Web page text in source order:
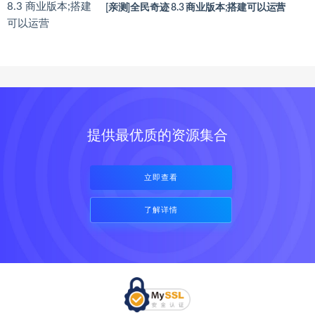
[亲测]全民奇迹 8.3 商业版本;搭建可以运营
提供最优质的资源集合
立即查看
了解详情